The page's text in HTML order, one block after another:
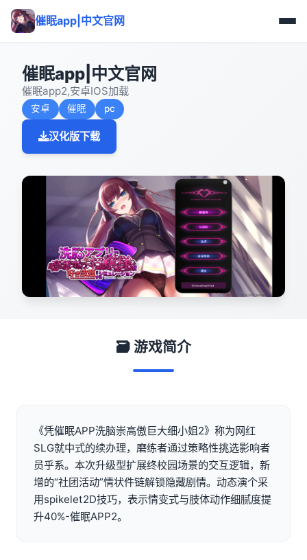
催眠app|中文官网
催眠app|中文官网
催眠app2,安卓IOS加载
安卓 催眠 pc
汉化版下载
🗃️ 游戏简介
《凭催眠APP洗脑崇高傲巨大细小姐2》称为网红
SLG就中式的续办理，磨练者通过策略性挑选影响者
员乎系。本次升级型扩展终校园场景的交互逻辑，新
增的“社团活动”情状件链解锁隐藏剧情。动态演个采
用spikelet2D技巧，表示情变式与肢体动作细腻度提
升40%-催眠APP2。